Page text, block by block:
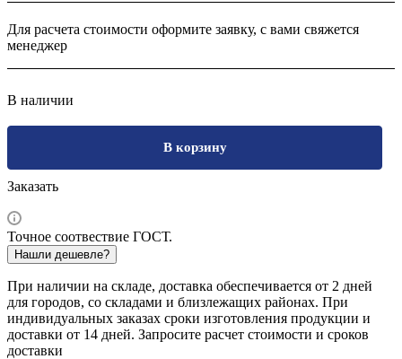
Для расчета стоимости оформите заявку, с вами свяжется
менеджер
В наличии
В корзину
Заказать
Точное соотвествие ГОСТ.
Нашли дешевле?
При наличии на складе, доставка обеспечивается от 2 дней
для городов, со складами и близлежащих районах. При
индивидуальных заказах сроки изготовления продукции и
доставки от 14 дней. Запросите расчет стоимости и сроков
доставки